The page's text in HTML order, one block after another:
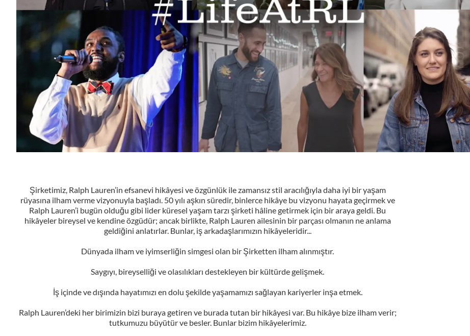
Şirketimiz, Ralph Lauren’in efsanevi hikâyesi ve özgünlük ile zamansız stil aracılığıyla daha iyi bir yaşam
rüyasına ilham verme vizyonuyla başladı. 50 yılı aşkın süredir, binlerce hikâye bu vizyonu hayata geçirmek ve
Ralph Lauren’i bugün olduğu gibi lider küresel yaşam tarzı şirketi hâline getirmek için bir araya geldi. Bu
hikâyeler bireysel ve kendine özgüdür; ancak birlikte, Ralph Lauren ailesinin bir parçası olmanın ne anlama
geldiğini anlatırlar. Bunlar, iş arkadaşlarımızın hikâyeleridir...
Dünyada ilham ve iyimserliğin simgesi olan bir Şirketten ilham alınmıştır.
Saygıyı, bireyselliği ve olasılıkları destekleyen bir kültürde gelişmek.
İş içinde ve dışında hayatımızı en dolu şekilde yaşamamızı sağlayan kariyerler inşa etmek.
Ralph Lauren’deki her birimizin bizi buraya getiren ve burada tutan bir hikâyesi var. Bu hikâye bize ilham verir;
tutkumuzu büyütür ve besler. Bunlar bizim hikâyelerimiz.